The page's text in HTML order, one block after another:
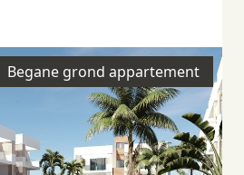
Begane grond appartement